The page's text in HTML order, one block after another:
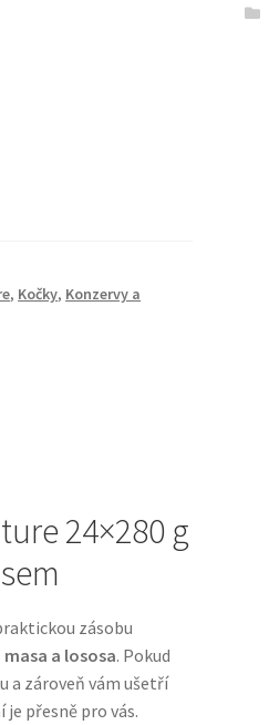
, Kočky, Konzervy a
24×280 g
zásobu
a lososa. Pokud
zároveň vám ušetří
přesně pro vás.